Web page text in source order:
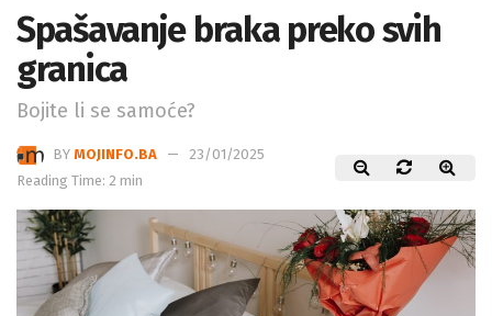
Spašavanje braka preko svih
granica
Bojite li se samoće?
BY MOJINFO.BA
23/01/2025
Reading Time: 2 min